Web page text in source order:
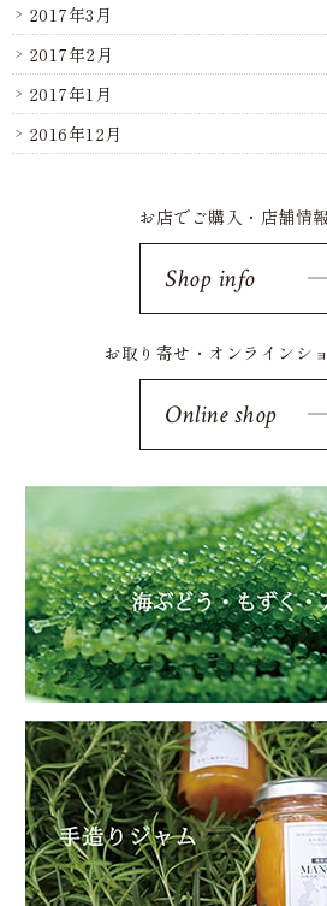
2017年3月
2017年2月
2017年1月
2016年12月
お店でご購入・店舗情
Shop info
お取り寄せ・オンラインシ
Online shop